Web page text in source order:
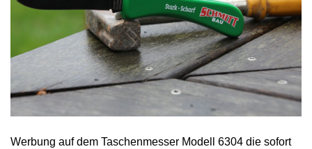
Werbung auf dem Taschenmesser Modell 6304 die sofort